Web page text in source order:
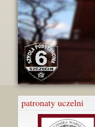
patronaty uczelni